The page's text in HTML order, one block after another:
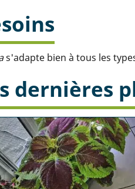
s'adapte bien à tous les
dernières